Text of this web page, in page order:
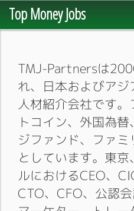
Top Money Jobs
TMJ-Partnersは
れ、日本およびア
人材紹介会社です
トコイン、外国為
ジファンド、ファ
としています。東
ルにおけるCEO、
CTO、CFO、公認会